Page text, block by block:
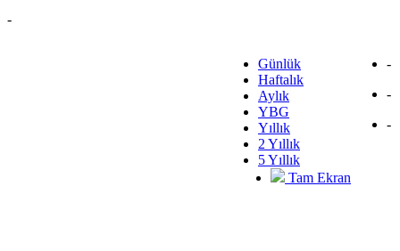
-
-
-
-
Günlük
Haftalık
Aylık
YBG
Yıllık
2 Yıllık
5 Yıllık
Tam Ekran